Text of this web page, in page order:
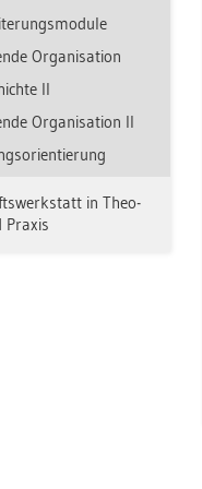
Or­ga­ni­sa­ti­on
II
Or­ga­ni­sa­ti­on II
in Theo­
Pra­xis